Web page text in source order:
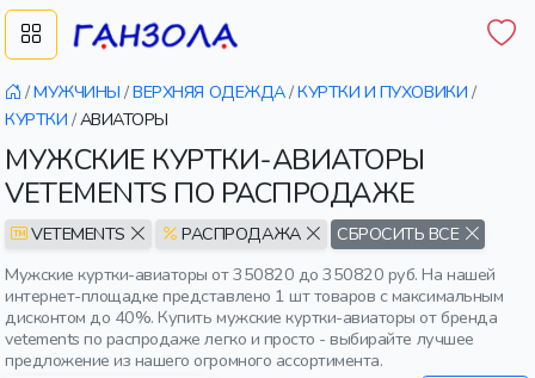
/МУЖЧИНЫ /ВЕРХНЯЯ ОДЕЖДА/КУРТКИ И ПУХОВИКИ /
КУРТКИ /АВИАТОРЫ
МУЖСКИЕ КУРТКИ-АВИАТОРЫ
VETEMENTS ПО РАСПРОДАЖЕ
VETEMENTS РАСПРОДАЖА
СБРОСИТЬ ВСЕ
Мужские куртки-авиаторы от 350820 до 350820 руб. На нашей
интернет-площадке представлено 1 шт товаров с максимальным
дисконтом до 40%. Купить мужские куртки-авиаторы от бренда
vetements по распродаже легко и просто - выбирайте лучшее
предложение из нашего огромного ассортимента.